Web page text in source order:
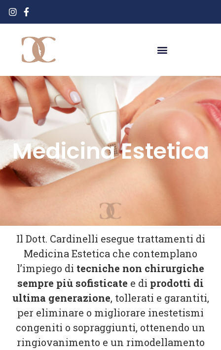
Medicina Estetica
Il Dott. Cardinelli esegue trattamenti di
Medicina Estetica che contemplano
l’impiego di tecniche non chirurgiche
sempre più sofisticate e di prodotti di
ultima generazione, tollerati e garantiti,
per eliminare o migliorare inestetismi
congeniti o sopraggiunti, ottenendo un
ringiovanimento e un rimodellamento